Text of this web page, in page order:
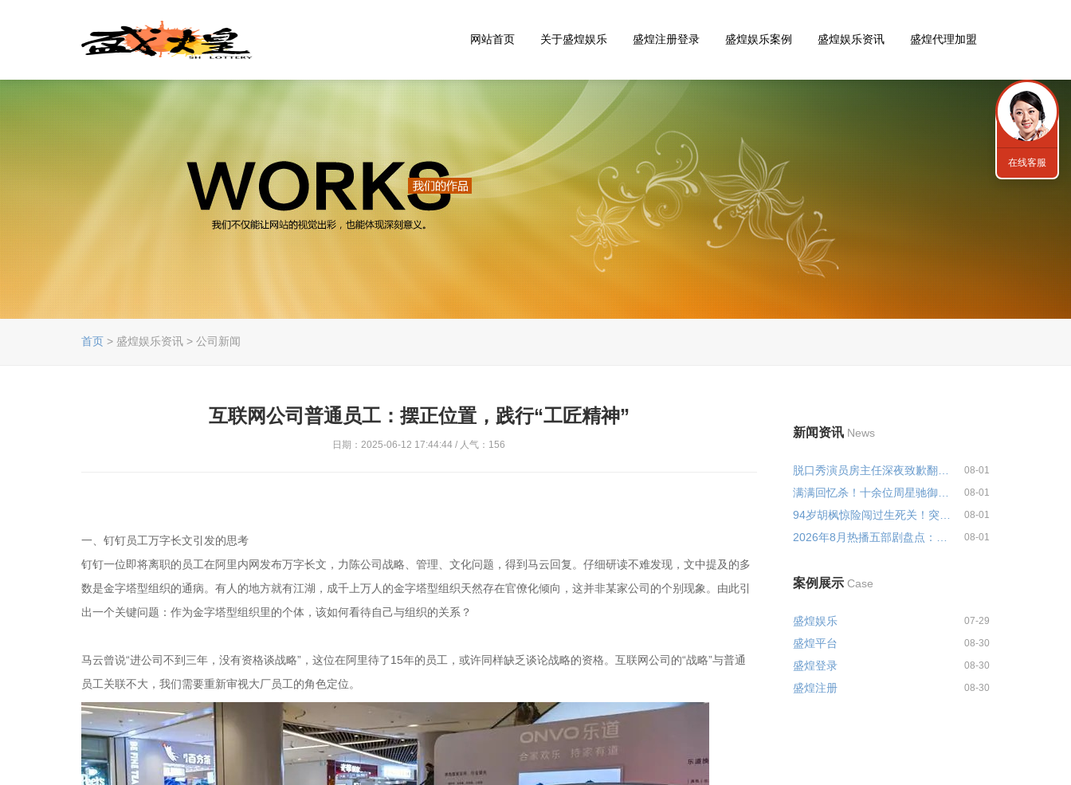
网站首页 关于盛煌娱乐 盛煌注册登录 盛煌娱乐案例 盛煌娱乐资讯 盛煌代理加盟
首页 > 盛煌娱乐资讯 > 公司新闻
互联网公司普通员工：摆正位置，践行“工匠精神”
日期：2025-06-12 17:44:44 / 人气：156
一、钉钉员工万字长文引发的思考
钉钉一位即将离职的员工在阿里内网发布万字长文，力陈公司战略、管理、文化问题，得到马云回复。仔细研读不难发现，文中提及的多
数是金字塔型组织的通病。有人的地方就有江湖，成千上万人的金字塔型组织天然存在官僚化倾向，这并非某家公司的个别现象。由此引
出一个关键问题：作为金字塔型组织里的个体，该如何看待自己与组织的关系？
马云曾说“进公司不到三年，没有资格谈战略”，这位在阿里待了15年的员工，或许同样缺乏谈论战略的资格。互联网公司的“战略”与普通
员工关联不大，我们需要重新审视大厂员工的角色定位。
新闻资讯 News
脱口秀演员房主任深夜致歉翻车风... 08-01
08-01
94岁胡枫惊险闯过生死关！突发重... 08-01
08-01
案例展示 Case
盛煌娱乐 07-29
盛煌平台 08-30
盛煌登录 08-30
盛煌注册 08-30
在线客服